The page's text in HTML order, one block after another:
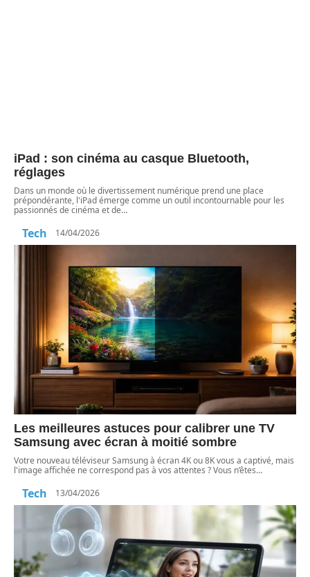
iPad : son cinéma au casque Bluetooth,
réglages
Dans un monde où le divertissement numérique prend une place
prépondérante, l'iPad émerge comme un outil incontournable pour les
passionnés de cinéma et de…
Tech 14/04/2026
Les meilleures astuces pour calibrer une TV
Samsung avec écran à moitié sombre
Votre nouveau téléviseur Samsung à écran 4K ou 8K vous a captivé, mais
l'image affichée ne correspond pas à vos attentes ? Vous n’êtes…
Tech 13/04/2026